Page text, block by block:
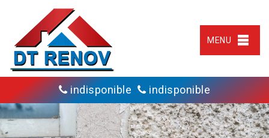
MENU
indisponible indisponible